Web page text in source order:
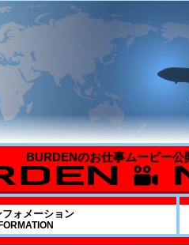
ォメーション